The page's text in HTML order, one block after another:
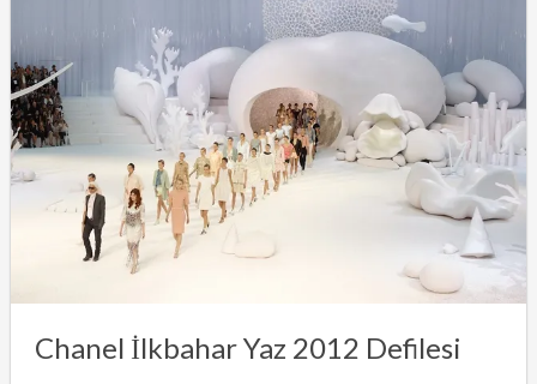
Chanel İlkbahar Yaz 2012 Defilesi